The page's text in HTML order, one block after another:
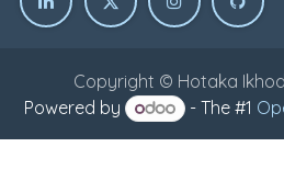
Copyright © Hotaka
Powered by - The #1